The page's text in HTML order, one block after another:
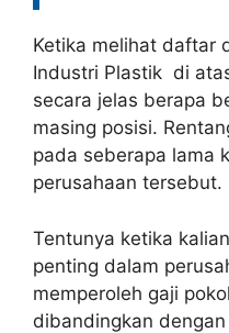
Ketika melihat daftar
Industri Plastik di
secara jelas berapa
masing posisi.
pada seberapa lama
perusahaan tersebut.
Tentunya ketika
penting dalam
memperoleh gaji
dibandingkan